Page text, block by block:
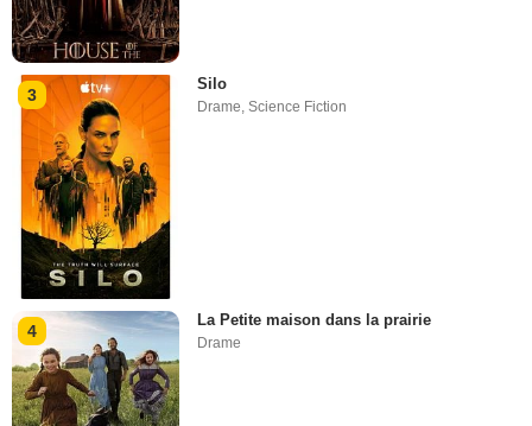
3
Silo
Drame,Science Fiction
4
La Petite maison dans la prairie
Drame